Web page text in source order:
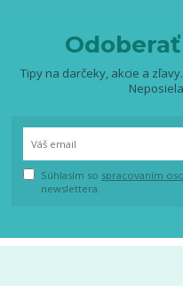
Tipy na darčeky, akcie a
Súhlasím so spracovaním
newslettera.